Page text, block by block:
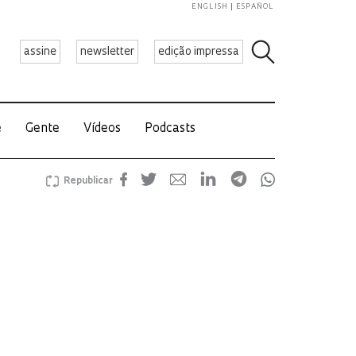
assine newsletter edição impressa
ENGLISH ESPAÑOL
Gente Vídeos Podcasts
Republicar